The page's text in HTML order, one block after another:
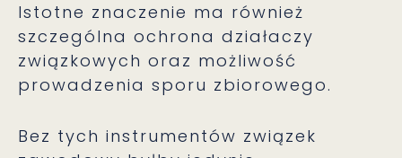
Istotne znaczenie ma również
szczególna ochrona działaczy
związkowych oraz możliwość
prowadzenia sporu zbiorowego.
Bez tych instrumentów związek